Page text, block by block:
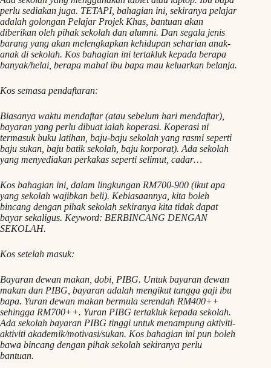
perlu sediakan juga. TETAPI, bahagian ini, sekiranya pelajar
adalah golongan Pelajar Projek Khas, bantuan akan
diberikan oleh pihak sekolah dan alumni. Dan segala jenis
barang yang akan melengkapkan kehidupan seharian anak-
anak di sekolah. Kos bahagian ini tertakluk kepada berapa
banyak/helai, berapa mahal ibu bapa mau keluarkan belanja.
Kos semasa pendaftaran:
Biasanya waktu mendaftar (atau sebelum hari mendaftar),
bayaran yang perlu dibuat ialah koperasi. Koperasi ni
termasuk buku latihan, baju-baju sekolah yang rasmi seperti
baju sukan, baju batik sekolah, baju korporat). Ada sekolah
yang menyediakan perkakas seperti selimut, cadar…
Kos bahagian ini, dalam lingkungan RM700-900 (ikut apa
yang sekolah wajibkan beli). Kebiasaannya, kita boleh
bincang dengan pihak sekolah sekiranya kita tidak dapat
bayar sekaligus. Keyword: BERBINCANG DENGAN
SEKOLAH.
Kos setelah masuk:
Bayaran dewan makan, dobi, PIBG. Untuk bayaran dewan
makan dan PIBG, bayaran adalah mengikut tangga gaji ibu
bapa. Yuran dewan makan bermula serendah RM400++
sehingga RM700++. Yuran PIBG tertakluk kepada sekolah.
Ada sekolah bayaran PIBG tinggi untuk menampung aktiviti-
aktiviti akademik/motivasi/sukan. Kos bahagian ini pun boleh
bawa bincang dengan pihak sekolah sekiranya perlu
bantuan.